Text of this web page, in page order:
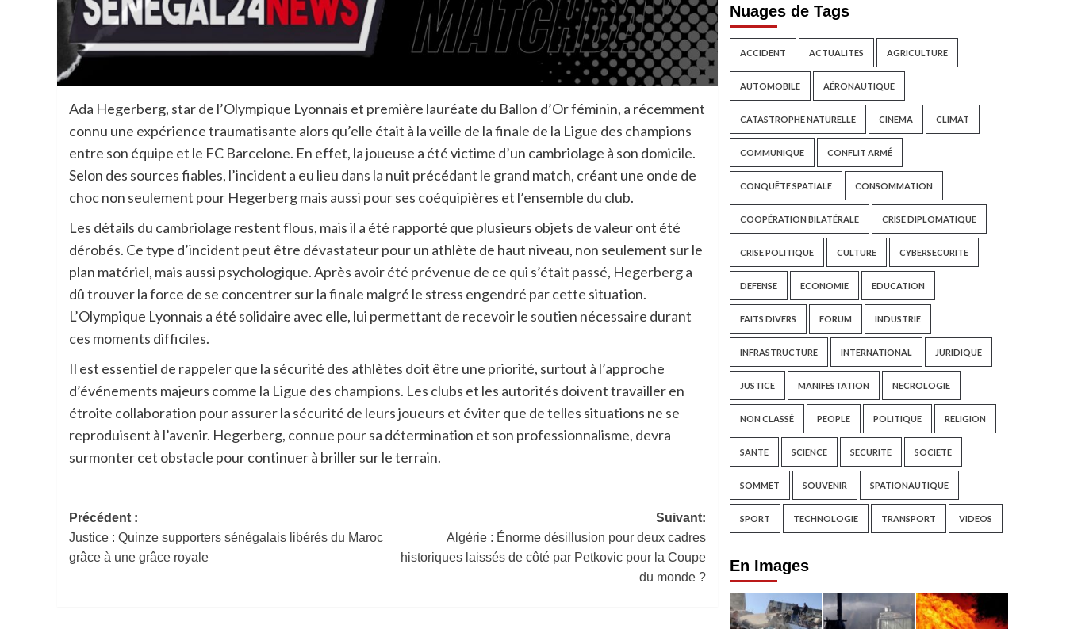
Ada Hegerberg, star de l’Olympique Lyonnais et première lauréate du Ballon d’Or féminin, a récemment
connu une expérience traumatisante alors qu’elle était à la veille de la finale de la Ligue des champions
entre son équipe et le FC Barcelone. En effet, la joueuse a été victime d’un cambriolage à son domicile.
Selon des sources fiables, l’incident a eu lieu dans la nuit précédant le grand match, créant une onde de
choc non seulement pour Hegerberg mais aussi pour ses coéquipières et l’ensemble du club.
Les détails du cambriolage restent flous, mais il a été rapporté que plusieurs objets de valeur ont été
dérobés. Ce type d’incident peut être dévastateur pour un athlète de haut niveau, non seulement sur le
plan matériel, mais aussi psychologique. Après avoir été prévenue de ce qui s’était passé, Hegerberg a
dû trouver la force de se concentrer sur la finale malgré le stress engendré par cette situation.
L’Olympique Lyonnais a été solidaire avec elle, lui permettant de recevoir le soutien nécessaire durant
ces moments difficiles.
Il est essentiel de rappeler que la sécurité des athlètes doit être une priorité, surtout à l’approche
d’événements majeurs comme la Ligue des champions. Les clubs et les autorités doivent travailler en
étroite collaboration pour assurer la sécurité de leurs joueurs et éviter que de telles situations ne se
reproduisent à l’avenir. Hegerberg, connue pour sa détermination et son professionnalisme, devra
surmonter cet obstacle pour continuer à briller sur le terrain.
Navigation
d’article
Précédent :
Justice : Quinze supporters sénégalais libérés du Maroc
grâce à une grâce royale
Suivant:
Algérie : Énorme désillusion pour deux cadres
historiques laissés de côté par Petkovic pour la Coupe
du monde ?
Nuages de Tags
ACCIDENT ACTUALITES AGRICULTURE
AUTOMOBILE AÉRONAUTIQUE
CATASTROPHE NATURELLE CINEMA CLIMAT
COMMUNIQUE CONFLIT ARMÉ
CONQUÊTE SPATIALE CONSOMMATION
COOPÉRATION BILATÉRALE CRISE DIPLOMATIQUE
CRISE POLITIQUE CULTURE CYBERSECURITE
DEFENSE ECONOMIE EDUCATION
FAITS DIVERS FORUM INDUSTRIE
INFRASTRUCTURE INTERNATIONAL JURIDIQUE
JUSTICE MANIFESTATION NECROLOGIE
NON CLASSÉ PEOPLE POLITIQUE RELIGION
SANTE SCIENCE SECURITE SOCIETE
SOMMET SOUVENIR SPATIONAUTIQUE
SPORT TECHNOLOGIE TRANSPORT VIDEOS
En Images